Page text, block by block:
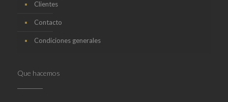
Clientes
Contacto
Condiciones generales
Que hacemos